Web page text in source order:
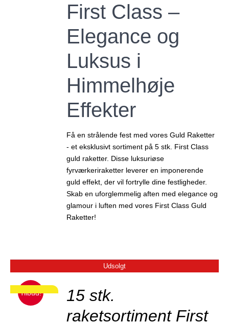
First Class –
Elegance og
Luksus i
Himmelhøje
Effekter
Få en strålende fest med vores Guld Raketter
- et eksklusivt sortiment på 5 stk. First Class
guld raketter. Disse luksuriøse
fyrværkeriraketter leverer en imponerende
guld effekt, der vil fortrylle dine festligheder.
Skab en uforglemmelig aften med elegance og
glamour i luften med vores First Class Guld
Raketter!
Udsolgt
Tilbud!
PRIS!
15 stk.
raketsortiment First